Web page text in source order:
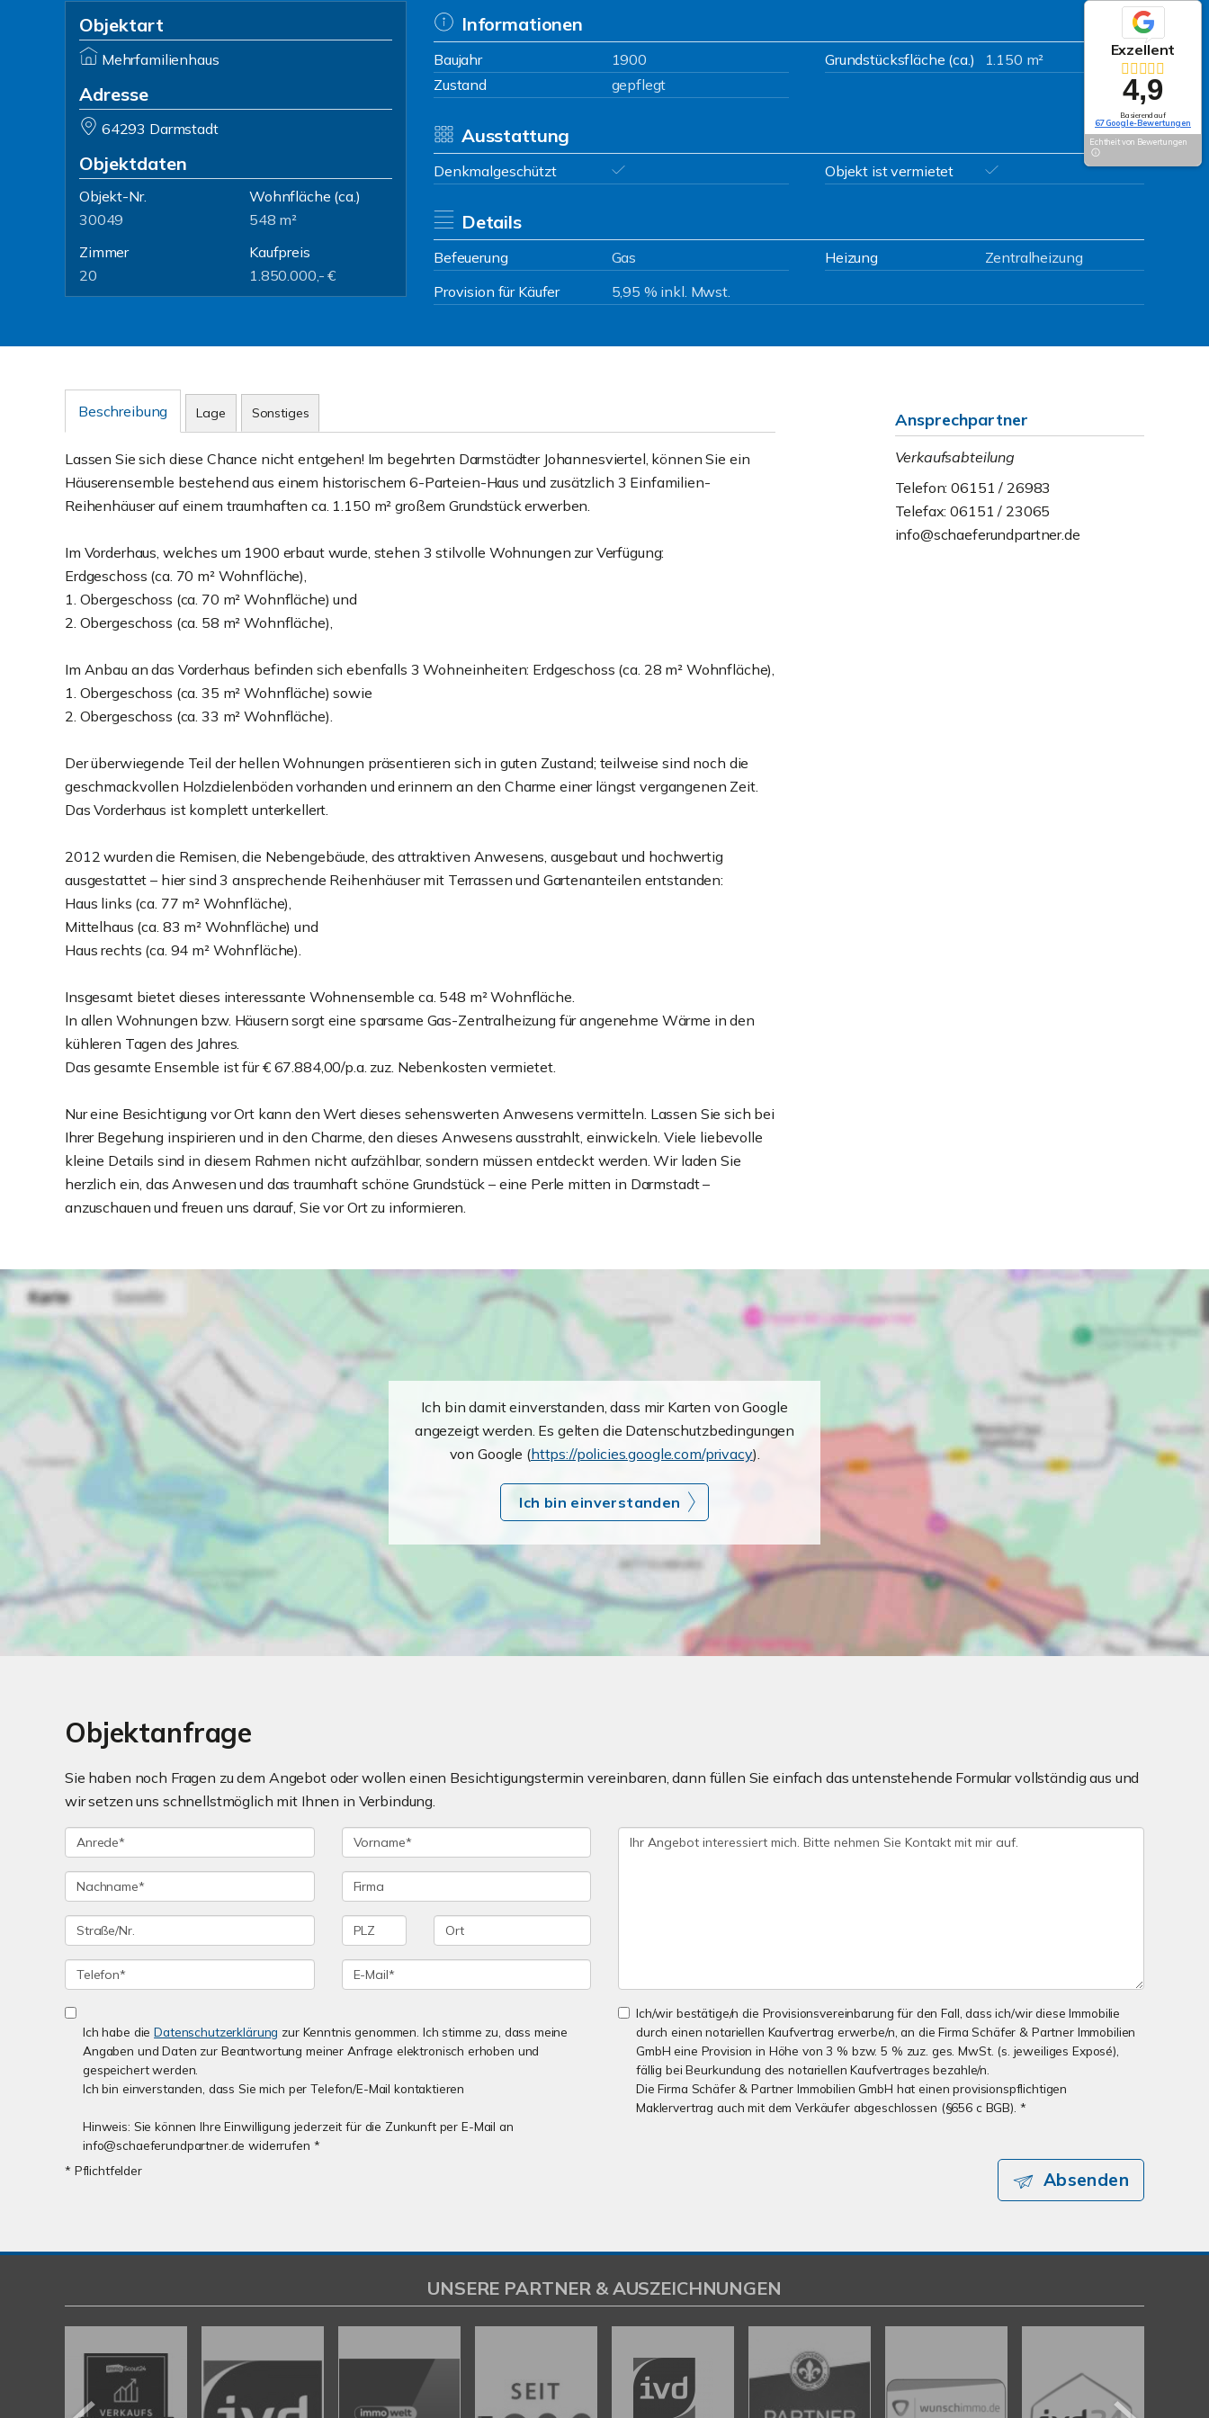
Objektart
Mehrfamilienhaus
Adresse
64293 Darmstadt
Objektdaten
Objekt-Nr.
30049
Wohnfläche (ca.)
548 m²
Zimmer
20
Kaufpreis
1.850.000,- €
Informationen
Baujahr 1900 Grundstücksfläche (ca.)
1.150 m²
Zustand
gepflegt
Ausstattung
Denkmalgeschützt Objekt ist vermietet
Details
Befeuerung Gas Heizung
Zentralheizung
Provision für Käufer
5,95 % inkl. Mwst.
Beschreibung Lage Sonstiges
Lassen Sie sich diese Chance nicht entgehen! Im begehrten Darmstädter Johannesviertel, können Sie ein
Häuserensemble bestehend aus einem historischem 6-Parteien-Haus und zusätzlich 3 Einfamilien-
Reihenhäuser auf einem traumhaften ca. 1.150 m² großem Grundstück erwerben.
Im Vorderhaus, welches um 1900 erbaut wurde, stehen 3 stilvolle Wohnungen zur Verfügung:
Erdgeschoss (ca. 70 m² Wohnfläche),
1. Obergeschoss (ca. 70 m² Wohnfläche) und
2. Obergeschoss (ca. 58 m² Wohnfläche),
Im Anbau an das Vorderhaus befinden sich ebenfalls 3 Wohneinheiten: Erdgeschoss (ca. 28 m² Wohnfläche),
1. Obergeschoss (ca. 35 m² Wohnfläche) sowie
2. Obergeschoss (ca. 33 m² Wohnfläche).
Der überwiegende Teil der hellen Wohnungen präsentieren sich in guten Zustand; teilweise sind noch die
geschmackvollen Holzdielenböden vorhanden und erinnern an den Charme einer längst vergangenen Zeit.
Das Vorderhaus ist komplett unterkellert.
2012 wurden die Remisen, die Nebengebäude, des attraktiven Anwesens, ausgebaut und hochwertig
ausgestattet – hier sind 3 ansprechende Reihenhäuser mit Terrassen und Gartenanteilen entstanden:
Haus links (ca. 77 m² Wohnfläche),
Mittelhaus (ca. 83 m² Wohnfläche) und
Haus rechts (ca. 94 m² Wohnfläche).
Insgesamt bietet dieses interessante Wohnensemble ca. 548 m² Wohnfläche.
In allen Wohnungen bzw. Häusern sorgt eine sparsame Gas-Zentralheizung für angenehme Wärme in den
kühleren Tagen des Jahres.
Das gesamte Ensemble ist für € 67.884,00/p.a. zuz. Nebenkosten vermietet.
Nur eine Besichtigung vor Ort kann den Wert dieses sehenswerten Anwesens vermitteln. Lassen Sie sich bei
Ihrer Begehung inspirieren und in den Charme, den dieses Anwesens ausstrahlt, einwickeln. Viele liebevolle
kleine Details sind in diesem Rahmen nicht aufzählbar, sondern müssen entdeckt werden. Wir laden Sie
herzlich ein, das Anwesen und das traumhaft schöne Grundstück – eine Perle mitten in Darmstadt –
anzuschauen und freuen uns darauf, Sie vor Ort zu informieren.
Ansprechpartner
Verkaufsabteilung
Telefon: 06151 / 26983
Telefax: 06151 / 23065
info@schaeferundpartner.de
Ich bin damit einverstanden, dass mir Karten von Google
angezeigt werden. Es gelten die Datenschutzbedingungen
von Google (https://policies.google.com/privacy).
Ich bin einverstanden
Objektanfrage
Sie haben noch Fragen zu dem Angebot oder wollen einen Besichtigungstermin vereinbaren, dann füllen Sie einfach das untenstehende Formular vollständig aus und
wir setzen uns schnellstmöglich mit Ihnen in Verbindung.
Ich habe dieDatenschutzerklärung zur Kenntnis genommen. Ich stimme zu, dass meine
Angaben und Daten zur Beantwortung meiner Anfrage elektronisch erhoben und
gespeichert werden.
Ich bin einverstanden, dass Sie mich per Telefon/E-Mail kontaktieren
Hinweis: Sie können Ihre Einwilligung jederzeit für die Zunkunft per E-Mail an
info@schaeferundpartner.de widerrufen *
Ich/wir bestätige/n die Provisionsvereinbarung für den Fall, dass ich/wir diese Immobilie
durch einen notariellen Kaufvertrag erwerbe/n, an die Firma Schäfer & Partner Immobilien
GmbH eine Provision in Höhe von 3 % bzw. 5 % zuz. ges. MwSt. (s. jeweiliges Exposé),
fällig bei Beurkundung des notariellen Kaufvertrages bezahle/n.
Die Firma Schäfer & Partner Immobilien GmbH hat einen provisionspflichtigen
Maklervertrag auch mit dem Verkäufer abgeschlossen (§656 c BGB). *
* Pflichtfelder Absenden
Exzellent
4,9
Basierend auf
67 Google-Bewertungen
Echtheit von Bewertungen
UNSERE PARTNER & AUSZEICHNUNGEN